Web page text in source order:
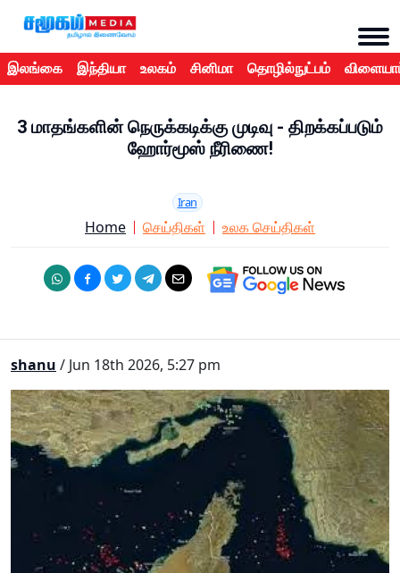
இலங்கை இந்தியா உலகம் சினிமா தொழில்நுட்பம்
3 மாதங்களின் நெருக்கடிக்கு முடிவு - திறக்கப்படும்
ஹோர்மூஸ் நீரிணை!
Iran
Home செய்திகள் உலக செய்திகள்
shanu / Jun 18th 2026, 5:27 pm